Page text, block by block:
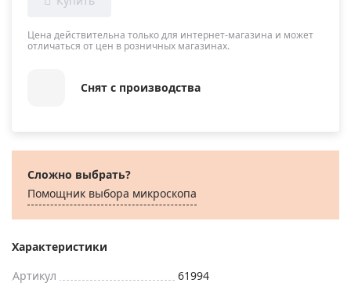
Цена действительна только для интернет-магазина и может
отличаться от цен в розничных магазинах.
Снят с производства
Сложно выбрать?
Помощник выбора микроскoпа
Характеристики
Артикул
61994